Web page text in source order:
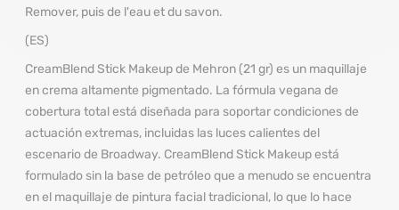
Remover, puis de l'eau et du savon.
(ES)
CreamBlend Stick Makeup de Mehron (21 gr) es un maquillaje
en crema altamente pigmentado. La fórmula vegana de
cobertura total está diseñada para soportar condiciones de
actuación extremas, incluidas las luces calientes del
escenario de Broadway. CreamBlend Stick Makeup está
formulado sin la base de petróleo que a menudo se encuentra
en el maquillaje de pintura facial tradicional, lo que lo hace